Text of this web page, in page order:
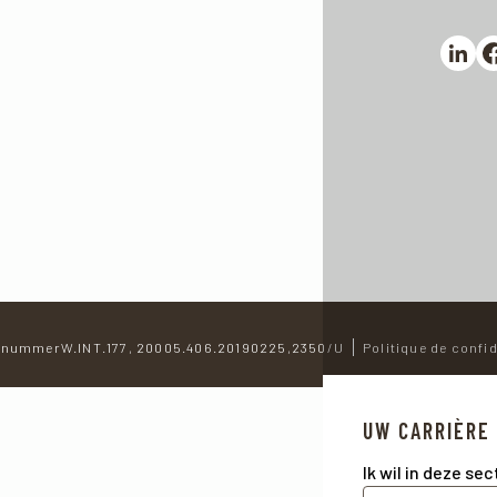
UW
Ik wil in deze
20005.406.20190225,2350/U Politique de